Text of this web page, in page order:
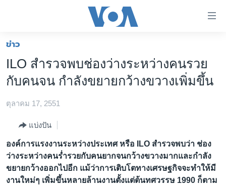
ต่อ
ข้าม
ไป
เนื้อหา
ข้าม
หลัก
ข้าม
ไป
โลก
เอเชีย
สหรัฐฯ
ไทย
ธุรกิจ
วิทยาศาสตร์
สังคมและสุขภาพ
ข่าว
ILO สำรวจพบช่องว่างระหว่างคนรวย
กับคนจน กำลังขยายกว้างขวางเพิ่มขึ้น
ตุลาคม 17, 2551
แบ่งปัน
องค์การแรงงานระหว่างประเทศ หรือ ILO สำรวจพบว่า ช่อง
ว่างระหว่างคนร่ำรวยกับคนยากจนกว้างขวางมากและกำลัง
ขยายกว้างออกไปอีก แม้ว่าการเติบโตทางเศรษฐกิจจะทำให้มี
งานใหม่ๆ เพิ่มขึ้นหลายล้านงานตั้งแต่ต้นทศวรรษ 1990 ก็ตาม